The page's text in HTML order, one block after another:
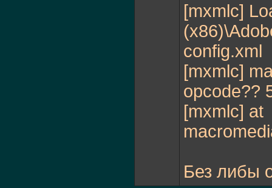
[mxmlc]
config.xml
[mxmlc]
opcode??
[mxmlc] at
Без либы